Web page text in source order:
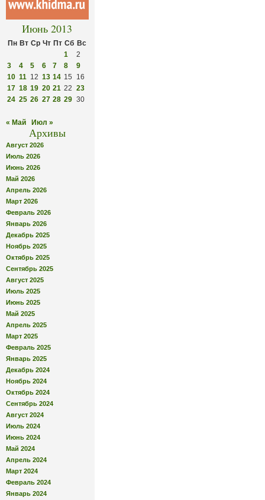
Июнь 2013
Пн Вт Ср Чт Пт Сб Вс
1
2
3
4 5 6 7 8
9
10 11 12 13 14 15
16
17 18 19 20 21 22 23
24 25 26 27 28 29 30
« Май Июл »
Архивы
Август 2026
Июль 2026
Июнь 2026
Май 2026
Апрель 2026
Март 2026
Февраль 2026
Январь 2026
Декабрь 2025
Ноябрь 2025
Октябрь 2025
Сентябрь 2025
Август 2025
Июль 2025
Июнь 2025
Май 2025
Апрель 2025
Март 2025
Февраль 2025
Январь 2025
Декабрь 2024
Ноябрь 2024
Октябрь 2024
Сентябрь 2024
Август 2024
Июль 2024
Июнь 2024
Май 2024
Апрель 2024
Март 2024
Февраль 2024
Январь 2024